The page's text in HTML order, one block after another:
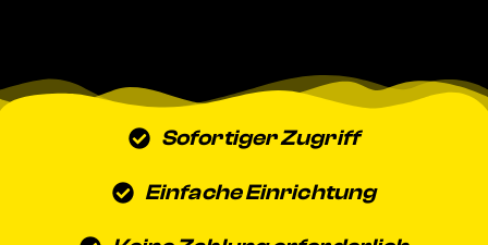
Sofortiger Zugriff
Einfache Einrichtung